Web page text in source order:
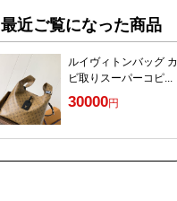
最近ご覧になった商品
ルイヴィトンバッグ カ
ビ取りスーパーコピ...
30000円